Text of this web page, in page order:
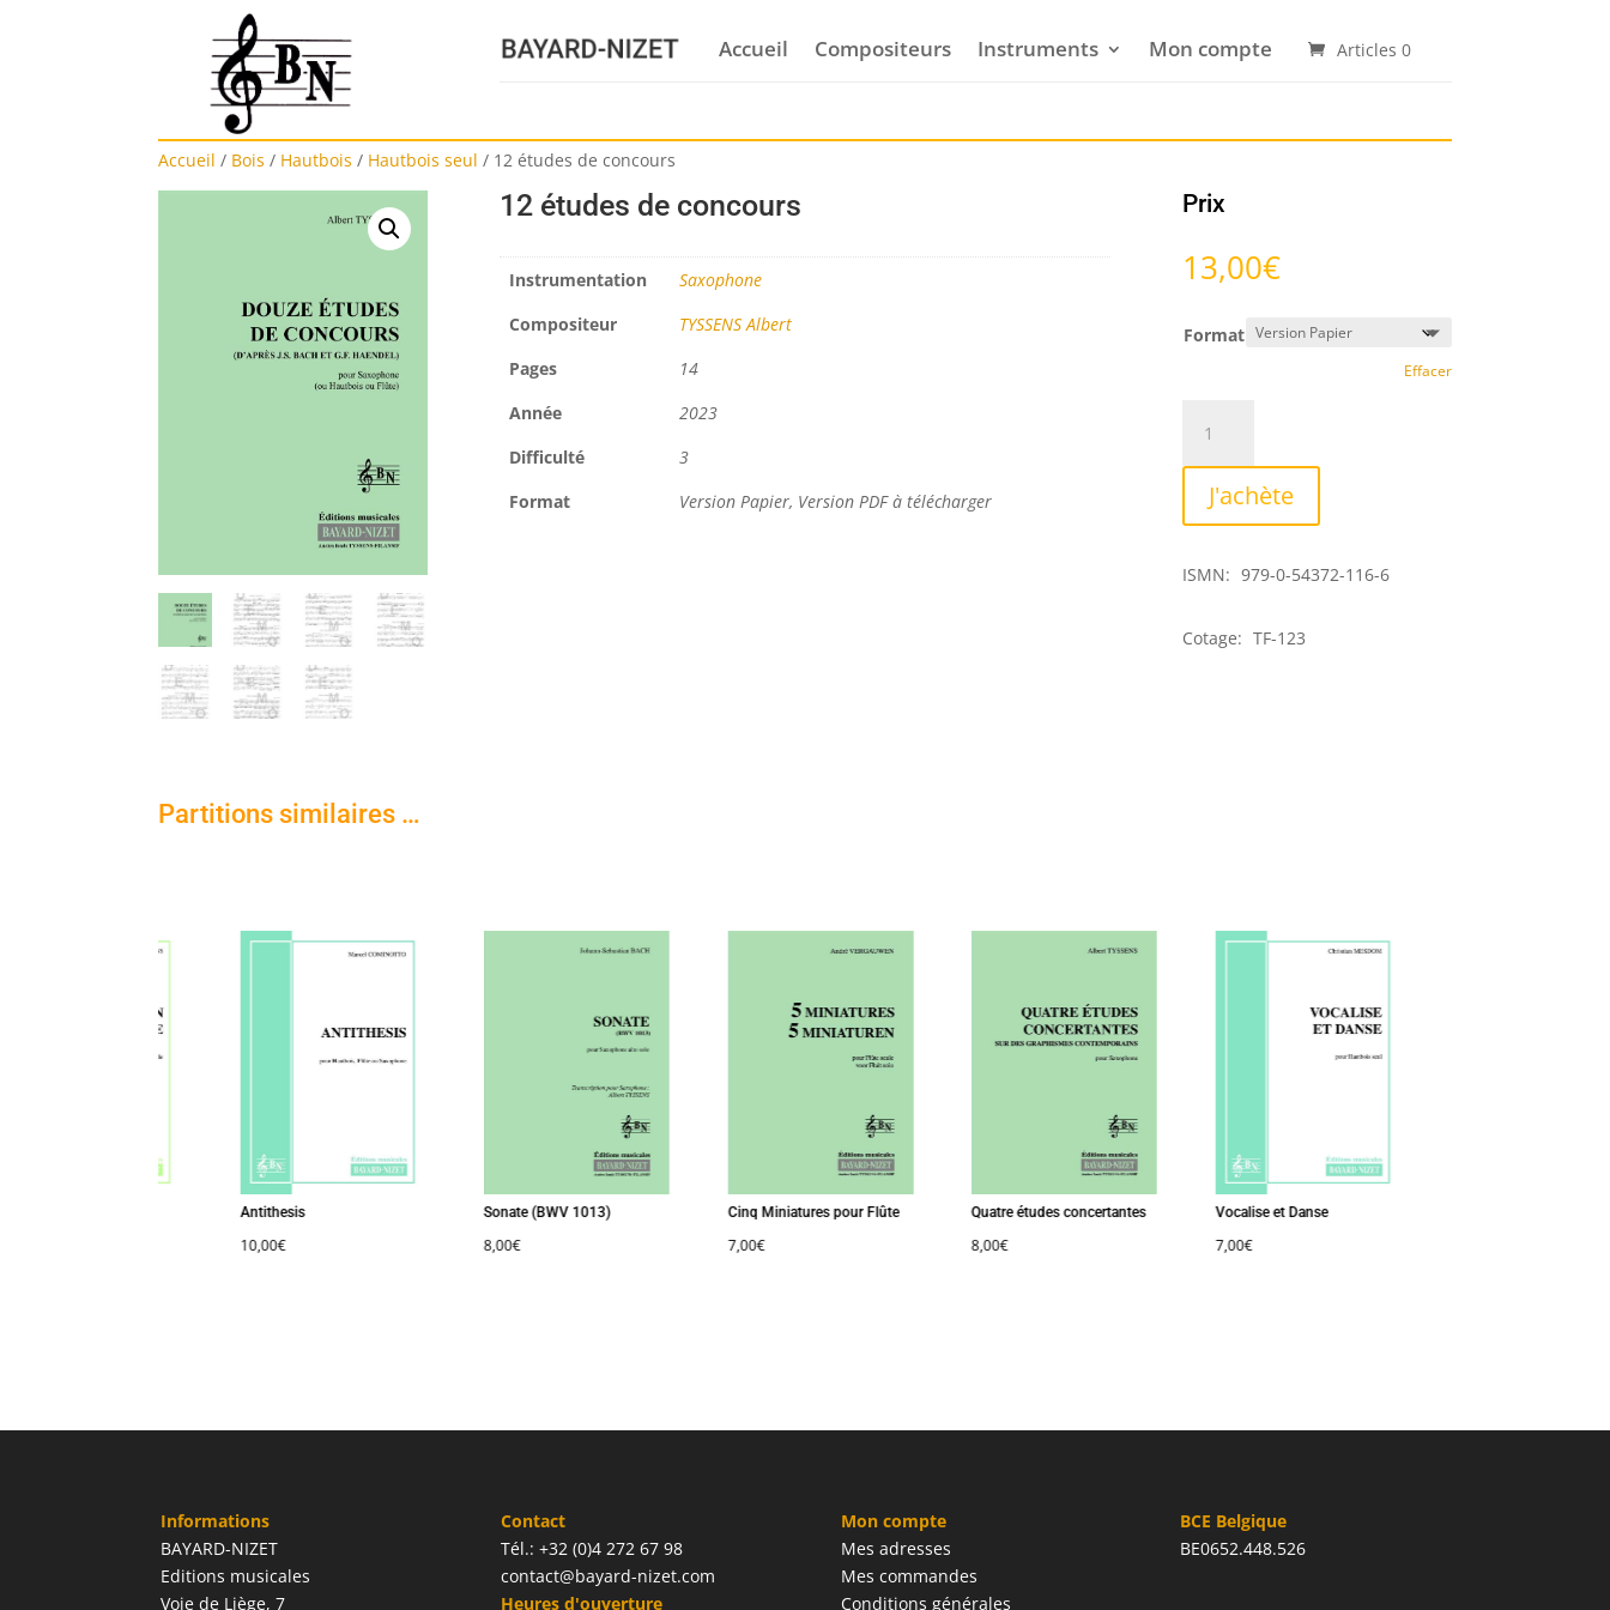
Accueil Compositeurs Instruments Mon compte Articles 0
Accueil / Bois / Hautbois / Hautbois seul / 12 études de concours
12 études de concours
Instrumentation
Saxophone
Compositeur
TYSSENS Albert
Pages
14
Année
2023
Difficulté
3
Format
Version Papier, Version PDF à télécharger
Prix
13,00€
Format
Effacer
12
études
de
J'achète
ISMN: 979-0-54372-116-6
Cotage: TF-123
Partitions similaires …
Antithesis
10,00€
Sonate (BWV 1013)
8,00€
Cinq Miniatures pour Flûte
7,00€
Quatre études concertantes
8,00€
Vocalise et Danse
7,00€
Informations
BAYARD-NIZET
Editions musicales
Voie de Liège, 7
Contact
Tél.: +32 (0)4 272 67 98
contact@bayard-nizet.com
Heures d'ouverture
Mon compte
Mes adresses
Mes commandes
Conditions générales
BCE Belgique
BE0652.448.526